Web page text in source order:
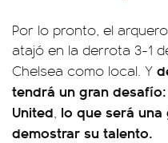
Por lo pronto, el
atajó en la derrota 3-1
Chelsea como local. Y
tendrá un gran
United, lo que será
demostrar su talento.